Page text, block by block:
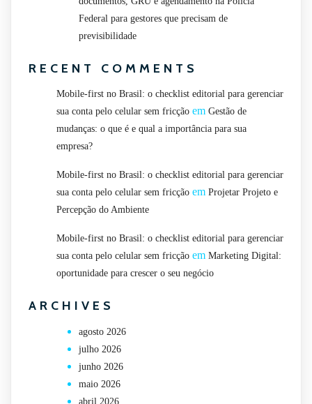
Federal para gestores que precisam de
previsibilidade
RECENT COMMENTS
Mobile-first no Brasil: o checklist editorial para gerenciar
sua conta pelo celular sem fricção em Gestão de
mudanças: o que é e qual a importância para sua
empresa?
Mobile-first no Brasil: o checklist editorial para gerenciar
sua conta pelo celular sem fricção em Projetar Projeto e
Percepção do Ambiente
Mobile-first no Brasil: o checklist editorial para gerenciar
sua conta pelo celular sem fricção em Marketing Digital:
oportunidade para crescer o seu negócio
ARCHIVES
agosto 2026
julho 2026
junho 2026
maio 2026
abril 2026